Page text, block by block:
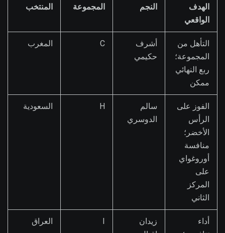
الهدف
الواقعي
النجم المجموعة المنتخب
التأهل من
المجموعة؛
ربع النهائي
ممكن
أشرف
حكيمي
C المغرب
الفوز على
الرأس
الأخضر؛
منافسة
أوروغواي
على
المركز
الثاني
سالم
الدوسري
H السعودية
أداء
زيدان
I العراق